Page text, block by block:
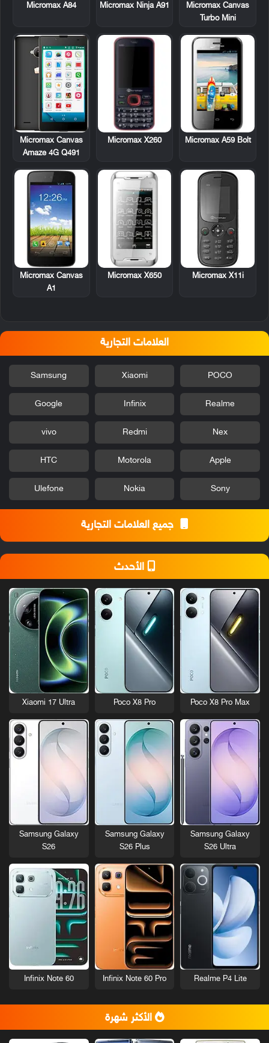
Micromax Canvas
Turbo Mini
Micromax Ninja A91
Micromax A84
Micromax A59 Bolt
Micromax X260
Micromax Canvas
Amaze 4G Q491
Micromax X11i
Micromax X650
Micromax Canvas
A1
العلامات التجارية
POCO
Xiaomi
Samsung
Realme
Infinix
Google
Nex
Redmi
vivo
Apple
Motorola
HTC
Sony
Nokia
Ulefone
جميع العلامات التجارية
الأحدث
Poco X8 Pro Max
Poco X8 Pro
Xiaomi 17 Ultra
Samsung Galaxy
S26 Ultra
Samsung Galaxy
S26 Plus
Samsung Galaxy
S26
Realme P4 Lite
Infinix Note 60 Pro
Infinix Note 60
الأكثر شهرة